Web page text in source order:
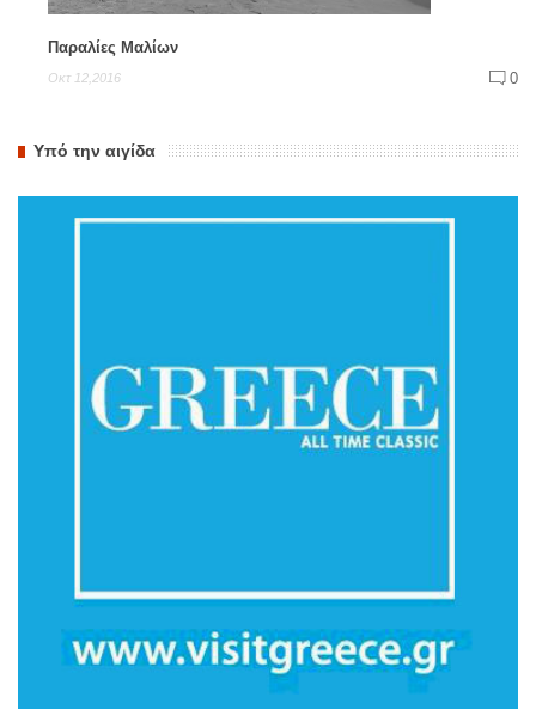
Παραλίες Μαλίων
Οκτ 12,2016 0
Υπό την αιγίδα